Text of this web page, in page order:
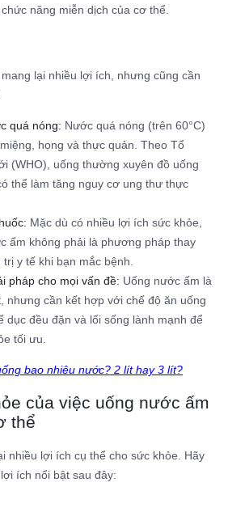
năng miễn dịch của cơ thể.
lại nhiều lợi ích, nhưng cũng cần
quá nóng: Nước quá nóng (trên 60°C)
họng và thực quản. Theo Tổ
(WHO), uống thường xuyên đồ uống
thể làm tăng nguy cơ ung thư thực
Mặc dù có nhiều lợi ích sức khỏe,
ấm không phải là phương pháp thay
y tế khi bạn mắc bệnh.
pháp cho mọi vấn đề: Uống nước ấm là
nhưng cần kết hợp với chế độ ăn uống
dục đều đặn và lối sống lành mạnh để
tối ưu.
bao nhiêu nước? 2 lít hay 3 lít?
của việc uống nước ấm
thể
nhiều lợi ích cụ thể cho sức khỏe. Hãy
ích nổi bật sau đây: